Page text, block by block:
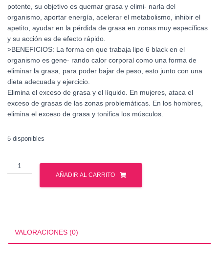
potente, su objetivo es quemar grasa y elimi- narla del
organismo, aportar energía, acelerar el metabolismo, inhibir el
apetito, ayudar en la pérdida de grasa en zonas muy específicas
y su acción es de efecto rápido.
>BENEFICIOS: La forma en que trabaja lipo 6 black en el
organismo es gene- rando calor corporal como una forma de
eliminar la grasa, para poder bajar de peso, esto junto con una
dieta adecuada y ejercicio.
Elimina el exceso de grasa y el líquido. En mujeres, ataca el
exceso de grasas de las zonas problemáticas. En los hombres,
elimina el exceso de grasa y tonifica los músculos.
5 disponibles
NUTREX
LIPO
AÑADIR AL CARRITO
VALORACIONES (0)